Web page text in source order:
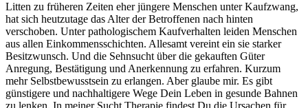
Litten zu früheren Zeiten eher jüngere Menschen unter Kaufzwang,
hat sich heutzutage das Alter der Betroffenen nach hinten
verschoben. Unter pathologischem Kaufverhalten leiden Menschen
aus allen Einkommensschichten. Allesamt vereint ein sie starker
Besitzwunsch. Und die Sehnsucht über die gekauften Güter
Anregung, Bestätigung und Anerkennung zu erfahren. Kurzum
mehr Selbstbewusstsein zu erlangen. Aber glaube mir. Es gibt
günstigere und nachhaltigere Wege Dein Leben in gesunde Bahnen